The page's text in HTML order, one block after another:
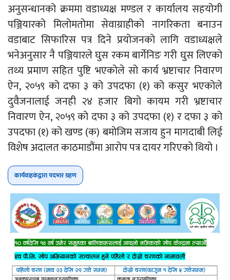
अनुसन्धानको क्रममा वडाध्यक्ष मण्डल र कार्यालय सहयोगी
पञ्जियारको मिलोमतोमा सेवाग्राहीको नागरिकता बनाउन
वडाबाट सिफारिस पत्र दिने प्रयोजनको लागि वडाध्यक्षले
भनेअनुसार नै पञ्जियारले घुस रकम बार्गेनिङ गरी घुस लिएको
तथ्य प्रमाण सहित पुष्टि भएकोले सो कार्य भ्रष्टाचार निवारण
ऐन, २०५९ को दफा ३ को उपदफा (१) को कसुर भएकोले
दुवैजनालाई जनही २४ हजार बिगो कायम गरी भ्रष्टाचार
निवारण ऐन, २०५९ को दफा ३ को उपदफा (१) र दफा ३ को
उपदफा (१) को खण्ड (क) बमोजिम सजाय हुन मागदाबी लिई
विशेष अदालत काठमाडौंमा आरोप पत्र दायर गरिएको थियो ।
कार्यवाहकंद्वारा पदभार ग्रहण